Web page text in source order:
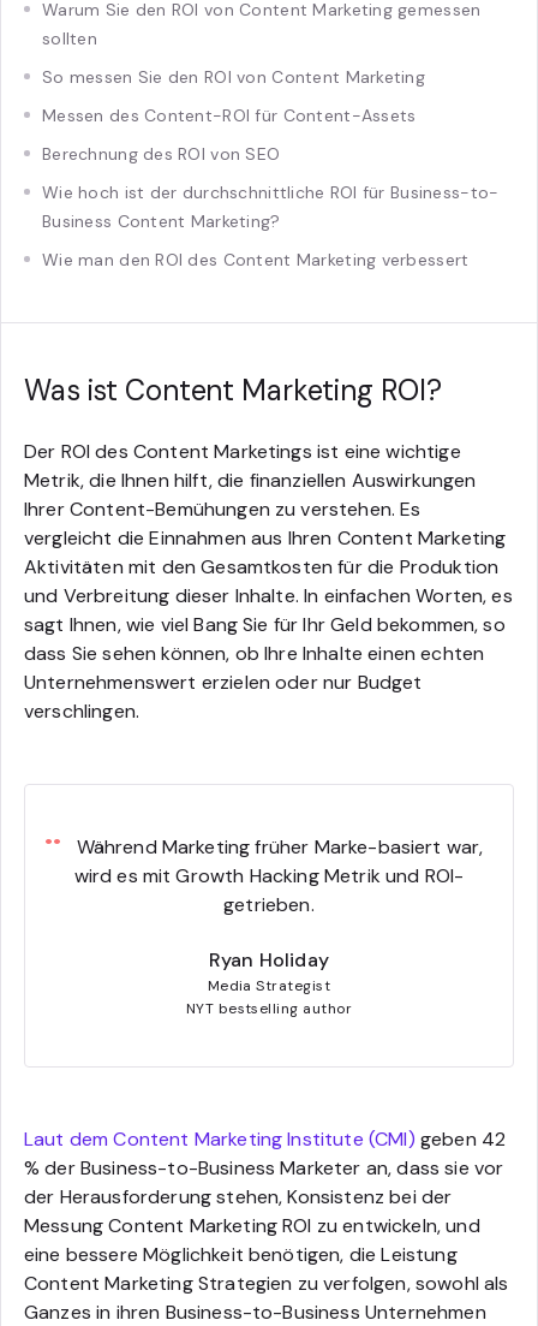
Warum Sie den ROI von Content Marketing gemessen
sollten
So messen Sie den ROI von Content Marketing
Messen des Content-ROI für Content-Assets
Berechnung des ROI von SEO
Wie hoch ist der durchschnittliche ROI für Business-to-
Business Content Marketing?
Wie man den ROI des Content Marketing verbessert
Was ist Content Marketing ROI?
Der ROI des Content Marketings ist eine wichtige
Metrik, die Ihnen hilft, die finanziellen Auswirkungen
Ihrer Content-Bemühungen zu verstehen. Es
vergleicht die Einnahmen aus Ihren Content Marketing
Aktivitäten mit den Gesamtkosten für die Produktion
und Verbreitung dieser Inhalte. In einfachen Worten, es
sagt Ihnen, wie viel Bang Sie für Ihr Geld bekommen, so
dass Sie sehen können, ob Ihre Inhalte einen echten
Unternehmenswert erzielen oder nur Budget
verschlingen.
Während Marketing früher Marke-basiert war,
wird es mit Growth Hacking Metrik und ROI-
getrieben.
Ryan Holiday
Media Strategist
NYT bestselling author
Laut dem Content Marketing Institute (CMI) geben 42
% der Business-to-Business Marketer an, dass sie vor
der Herausforderung stehen, Konsistenz bei der
Messung Content Marketing ROI zu entwickeln, und
eine bessere Möglichkeit benötigen, die Leistung
Content Marketing Strategien zu verfolgen, sowohl als
Ganzes in ihren Business-to-Business Unternehmen